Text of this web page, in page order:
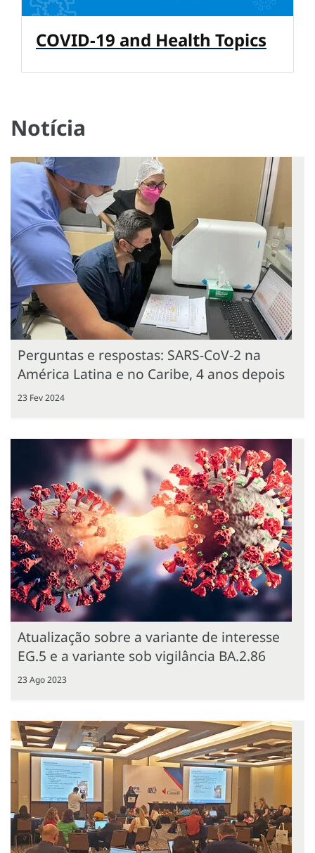
COVID-19 and Health Topics
Notícia
Perguntas e respostas: SARS-CoV-2 na
América Latina e no Caribe, 4 anos depois
23 Fev 2024
Atualização sobre a variante de interesse
EG.5 e a variante sob vigilância BA.2.86
23 Ago 2023